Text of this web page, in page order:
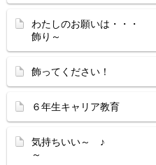
わたしのお願
飾り～
飾ってください！
６年生キャリア教育
気持ちいい～ ♪
～